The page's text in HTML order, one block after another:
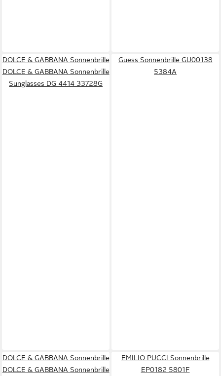
DOLCE & GABBANA Sonnenbrille
DOLCE & GABBANA Sonnenbrille
Sunglasses DG 4414 33728G
Guess Sonnenbrille GU00138
5384A
DOLCE & GABBANA Sonnenbrille
DOLCE & GABBANA Sonnenbrille
EMILIO PUCCI Sonnenbrille
EP0182 5801F